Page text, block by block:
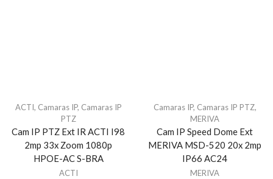
ACTI, Camaras IP, Camaras IP
PTZ
Cam IP PTZ Ext IR ACTI I98
2mp 33x Zoom 1080p
HPOE-AC S-BRA
ACTI
Camaras IP, Camaras IP PTZ,
MERIVA
Cam IP Speed Dome Ext
MERIVA MSD-520 20x 2mp
IP66 AC24
MERIVA